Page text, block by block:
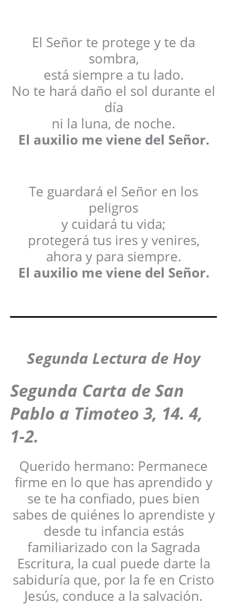
El Señor te protege y te da
sombra,
está siempre a tu lado.
No te hará daño el sol durante el
día
ni la luna, de noche.
El auxilio me viene del Señor.
Te guardará el Señor en los
peligros
y cuidará tu vida;
protegerá tus ires y venires,
ahora y para siempre.
El auxilio me viene del Señor.
Segunda Lectura de Hoy
Segunda Carta de San
Pablo a Timoteo 3, 14. 4,
1-2.
Querido hermano: Permanece
firme en lo que has aprendido y
se te ha confiado, pues bien
sabes de quiénes lo aprendiste y
desde tu infancia estás
familiarizado con la Sagrada
Escritura, la cual puede darte la
sabiduría que, por la fe en Cristo
Jesús, conduce a la salvación.